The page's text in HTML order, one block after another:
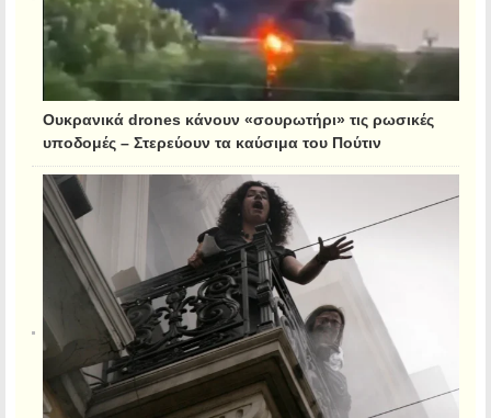
Ουκρανικά drones κάνουν «σουρωτήρι» τις ρωσικές
υποδομές – Στερεύουν τα καύσιμα του Πούτιν